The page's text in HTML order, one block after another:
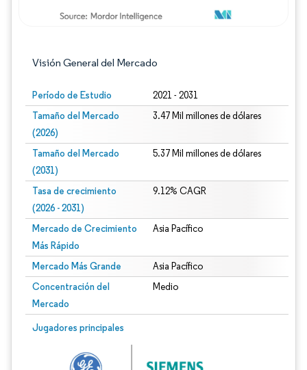
Visión General del Mercado
Período de Estudio 2021 - 2031
Tamaño del Mercado
(2026)
3.47 Mil millones de dólares
Tamaño del Mercado
(2031)
5.37 Mil millones de dólares
Tasa de crecimiento
(2026 - 2031)
9.12% CAGR
Mercado de Crecimiento
Más Rápido
Asia Pacífico
Mercado Más Grande Asia Pacífico
Concentración del
Mercado
Medio
Jugadores principales
Imagen © Mordor Intelligence. El uso requiere atribución según CC BY 4.0.